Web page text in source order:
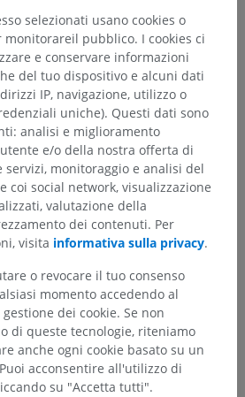
selezionati usano cookies o
pubblico. I cookies ci
e conservare informazioni
del tuo dispositivo e alcuni dati
IP, navigazione, utilizzo o
uniche). Questi dati sono
analisi e miglioramento
e/o della nostra offerta di
monitoraggio e analisi del
coi social network, visualizzazione
valutazione della
dei contenuti. Per
visita informativa sulla privacy.
o revocare il tuo consenso
momento accedendo al
dei cookie. Se non
di queste tecnologie, riteniamo
anche ogni cookie basato su un
acconsentire all'utilizzo di
su "Accetta tutti".